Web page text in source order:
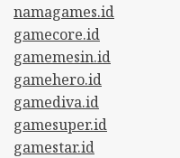
namagames.id
gamecore.id
gamemesin.id
gamehero.id
gamediva.id
gamesuper.id
gamestar.id